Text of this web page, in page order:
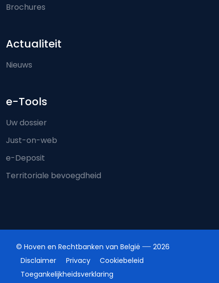
Brochures
Actualiteit
Nieuws
e-Tools
Uw dossier
Just-on-web
e-Deposit
Territoriale bevoegdheid
© Hoven en Rechtbanken van België
2026
Disclaimer
Privacy
Cookiebeleid
Toegankelijkheidsverklaring